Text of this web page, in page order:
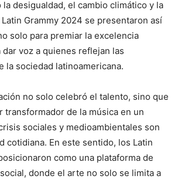
la desigualdad, el cambio climático y la
Grammy 2024 se presentaron así
solo para premiar la excelencia
voz a quienes reflejan las
la sociedad latinoamericana.
no solo celebró el talento, sino que
transformador de la música en un
sociales y medioambientales son
cotidiana. En este sentido, los Latin
como una plataforma de
donde el arte no solo se limita a